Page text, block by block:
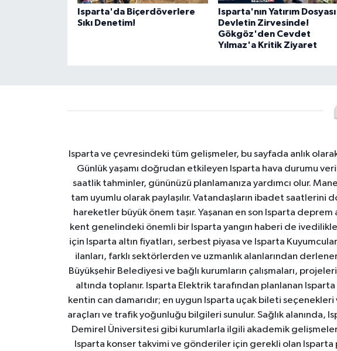
Isparta'da Biçerdöverlere
Sıkı Denetim!
Isparta'nın Yatırım Dosyası
Devletin Zirvesinde!
Gökgöz'den Cevdet
Yılmaz'a Kritik Ziyaret
Isparta ve çevresindeki tüm gelişmeler, bu sayfada anlık
Günlük yaşamı doğrudan etkileyen Isparta hava durumu
saatlik tahminler, gününüzü planlamanıza yardımcı olur.
tam uyumlu olarak paylaşılır. Vatandaşların ibadet saatlerini
hareketler büyük önem taşır. Yaşanan en son Isparta deprem
kent genelindeki önemli bir Isparta yangın haberi de
için Isparta altın fiyatları, serbest piyasa ve Isparta
ilanları, farklı sektörlerden ve uzmanlık alanlarından
Büyükşehir Belediyesi ve bağlı kurumların çalışmaları,
altında toplanır. Isparta Elektrik tarafından planlanan
kentin can damarıdır; en uygun Isparta uçak bileti
araçları ve trafik yoğunluğu bilgileri sunulur. Sağlık
Demirel Üniversitesi gibi kurumlarla ilgili akademik
Isparta konser takvimi ve gönderiler için gerekli olan